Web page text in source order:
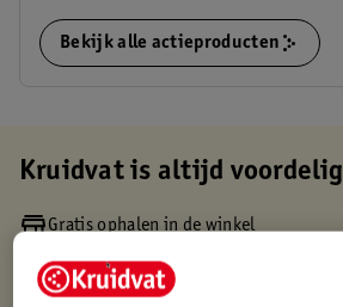
Bekijk alle actieproducten
Kruidvat is altijd voordelig
Gratis ophalen in de winkel
Gratis thuisbezorgd vanaf 50.00